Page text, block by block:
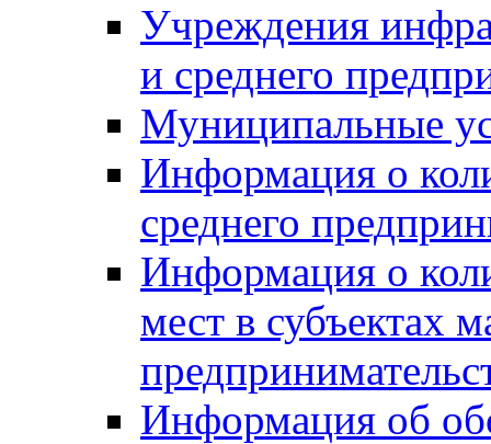
Учреждения
и среднего
Муниципальные
Информация о
среднего
Информация о
мест в субъектах
Информация об